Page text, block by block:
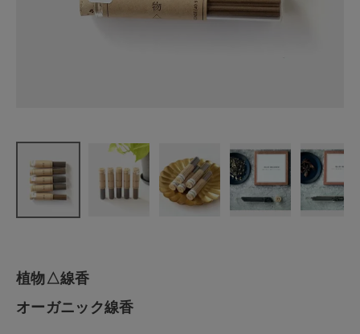
ナチュラル服
ファッション雑貨
食品
植物△線香
オーガニック線香